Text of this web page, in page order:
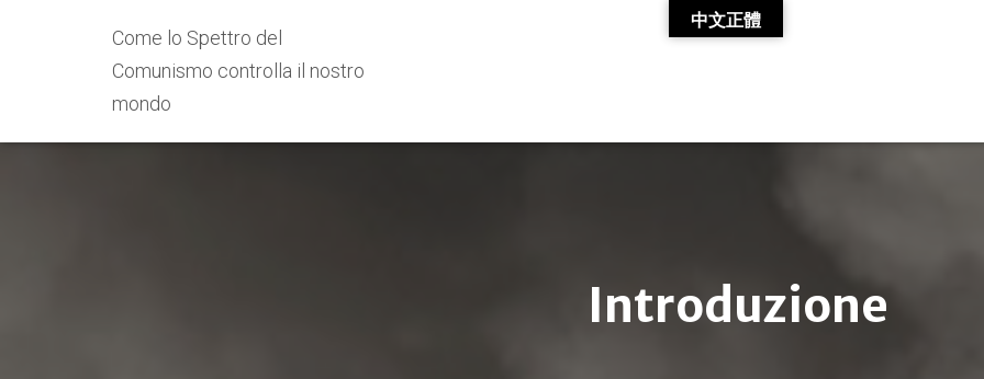
Come lo Spettro del
Comunismo controlla il nostro
mondo
Introduzione
中文正體